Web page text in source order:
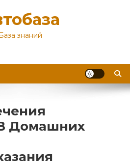
знаний
Домашних